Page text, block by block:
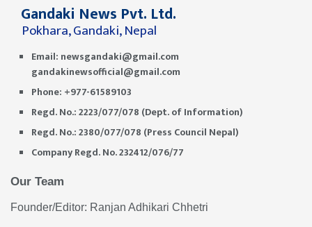
Gandaki News Pvt. Ltd.
Pokhara, Gandaki, Nepal
Email: newsgandaki@gmail.com
gandakinewsofficial@gmail.com
Phone: +977-61589103
Regd. No.: 2223/077/078 (Dept. of Information)
Regd. No.: 2380/077/078 (Press Council Nepal)
Company Regd. No. 232412/076/77
Our Team
Founder/Editor: Ranjan Adhikari Chhetri